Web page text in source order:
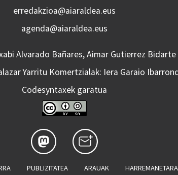
erredakzioa@aiaraldea.eus
agenda@aiaraldea.eus
Alvarado Bañares, Aimar Gutierrez
Yarritu Komertzialak: Iera Garaio
Codesyntaxek garatua
PUBLIZITATEA ARAUAK